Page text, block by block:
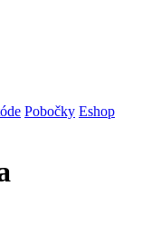
Pobočky Eshop